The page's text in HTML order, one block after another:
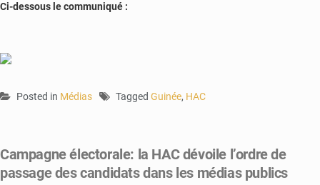
Ci-dessous le communiqué :
Posted in Médias Tagged Guinée, HAC
Campagne électorale: la HAC dévoile l’ordre de
passage des candidats dans les médias publics